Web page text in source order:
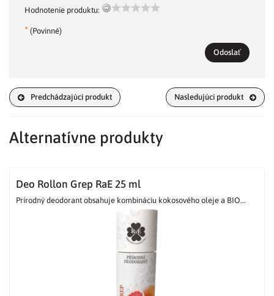
Hodnotenie produktu:
* (Povinné)
Odoslať
Predchádzajúci produkt Nasledujúci produkt
Alternatívne produkty
Deo Rollon Grep RaE 25 ml
Prírodný deodorant obsahuje kombináciu kokosového oleje a BIO...